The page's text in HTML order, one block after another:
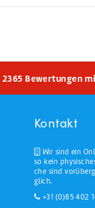
2365 Bewertungen
Kontakt
Wir sind ein
so kein
che sind
glich.
+31 (0)85 402